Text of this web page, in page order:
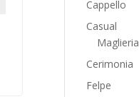
Cappello
Casual
Maglieria
Cerimonia
Felpe